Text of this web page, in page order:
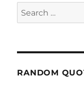
Search
for:
RANDOM